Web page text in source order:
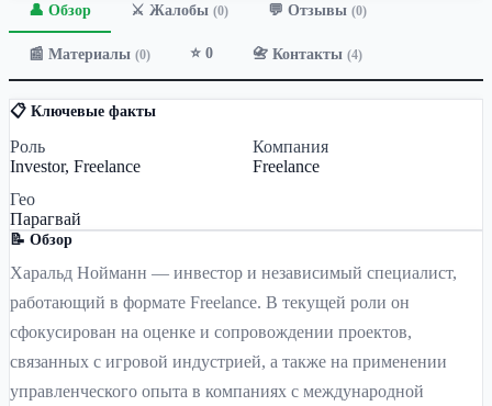
👤 Обзор ⚔️ Жалобы (0) 💬 Отзывы (0)
📰 Материалы (0) ⭐ 0 📇 Контакты (4)
📋 Ключевые факты
Роль
Investor, Freelance
Компания
Freelance
Гео
Парагвай
📝 Обзор
Харальд Нойманн — инвестор и независимый специалист,
работающий в формате Freelance. В текущей роли он
сфокусирован на оценке и сопровождении проектов,
связанных с игровой индустрией, а также на применении
управленческого опыта в компаниях с международной